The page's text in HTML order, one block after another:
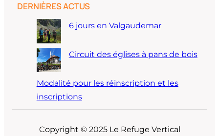
DERNIÈRES ACTUS
6 jours en Valgaudemar
Circuit des églises à pans de bois
Modalité pour les réinscription et les
inscriptions
Copyright © 2025 Le Refuge Vertical